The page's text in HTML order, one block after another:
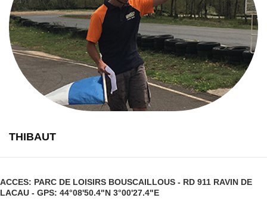
THIBAUT
ACCES: PARC DE LOISIRS BOUSCAILLOUS - RD 911 RAVIN DE
LACAU - GPS: 44°08'50.4"N 3°00'27.4"E